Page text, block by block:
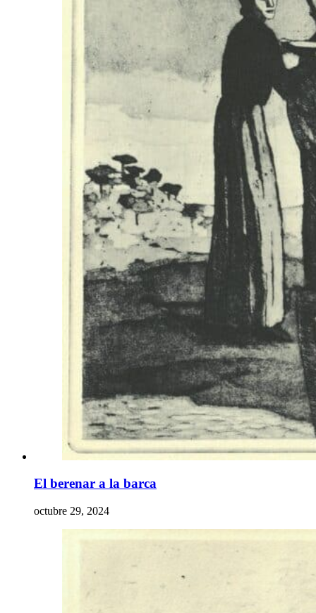
El berenar a la barca
octubre 29, 2024